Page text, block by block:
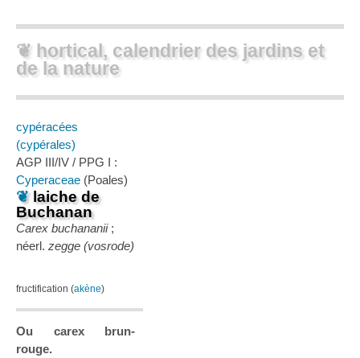
❦ hortical, calendrier des jardins et
de la nature
cypéracées
(cypérales)
AGP III/IV / PPG I :
Cyperaceae (Poales)
❦laiche de
Buchanan
Carex buchananii;
néerl. zegge (vosrode)
fructification (akène)
Ou carex brun-
rouge.